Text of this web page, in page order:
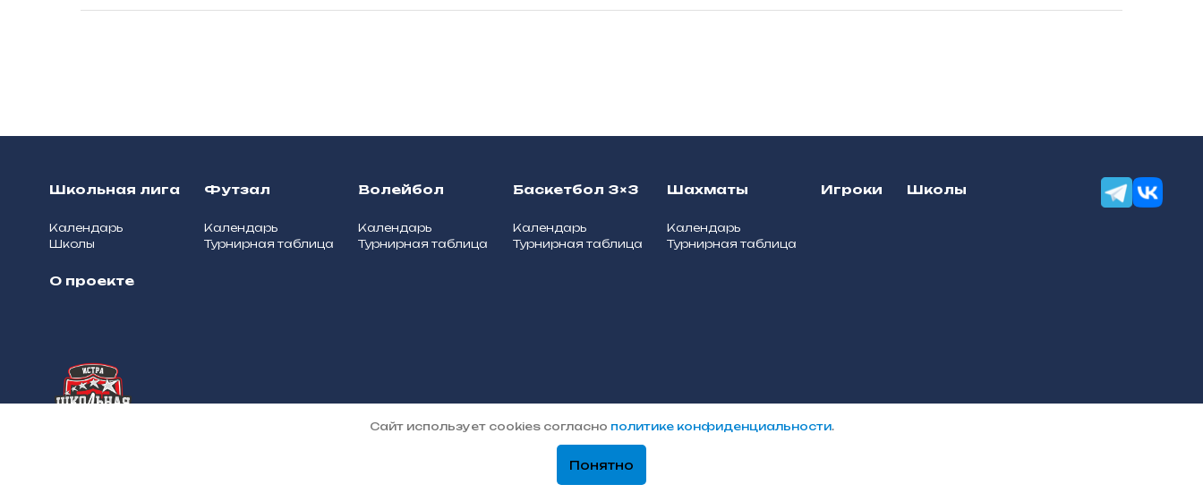
Школьная лига
Календарь
Школы
Футзал
Календарь
Турнирная таблица
Волейбол
Календарь
Турнирная таблица
Баскетбол 3×3
Календарь
Турнирная таблица
Шахматы
Календарь
Турнирная таблица
Игроки Школы
О проекте
© 2025, Школьная лига муниципального округа
Политика
Сайт использует cookies согласно политике конфиденциальности.
Понятно